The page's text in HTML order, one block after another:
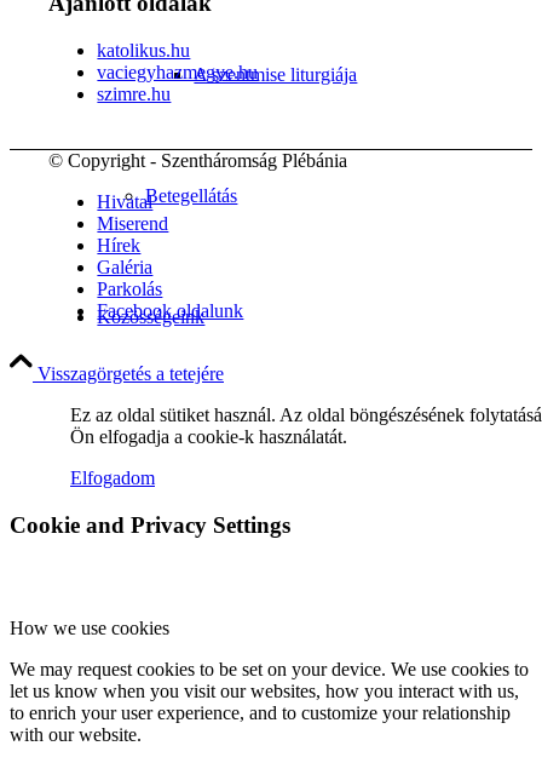
A szentmise liturgiája
Betegellátás
Közösségeink
Hírek
Hirdetések
katolikus.hu
vaciegyhazmegye.hu
szimre.hu
© Copyright - Szentháromság Plébánia
Hivatal
Miserend
Hírek
Galéria
Parkolás
Facebook oldalunk
Visszagörgetés a tetejére
Ez az oldal sütiket használ. Az oldal böngészésének
Ön elfogadja a cookie-k használatát.
Elfogadom
Cookie and Privacy Settings
How we use cookies
We may request cookies to be set on your device. We use cookies to
let us know when you visit our websites, how you interact with us,
to enrich your user experience, and to customize your relationship
with our website.